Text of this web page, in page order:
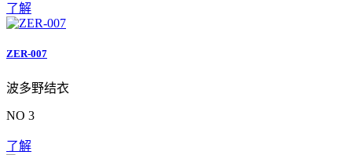
了解
ZER-007
波多野结衣
NO 3
了解